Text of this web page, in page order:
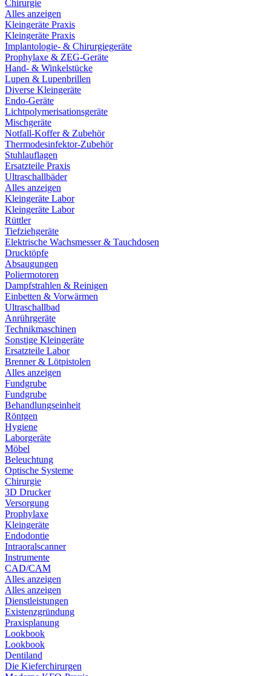
Chirurgie
Alles anzeigen
Kleingeräte Praxis
Kleingeräte Praxis
Implantologie- & Chirurgiegeräte
Prophylaxe & ZEG-Geräte
Hand- & Winkelstücke
Lupen & Lupenbrillen
Diverse Kleingeräte
Endo-Geräte
Lichtpolymerisationsgeräte
Mischgeräte
Notfall-Koffer & Zubehör
Thermodesinfektor-Zubehör
Stuhlauflagen
Ersatzteile Praxis
Ultraschallbäder
Alles anzeigen
Kleingeräte Labor
Kleingeräte Labor
Rüttler
Tiefziehgeräte
Elektrische Wachsmesser & Tauchdosen
Drucktöpfe
Absaugungen
Poliermotoren
Dampfstrahlen & Reinigen
Einbetten & Vorwärmen
Ultraschallbad
Anrührgeräte
Technikmaschinen
Sonstige Kleingeräte
Ersatzteile Labor
Brenner & Lötpistolen
Alles anzeigen
Fundgrube
Fundgrube
Behandlungseinheit
Röntgen
Hygiene
Laborgeräte
Möbel
Beleuchtung
Optische Systeme
Chirurgie
3D Drucker
Versorgung
Prophylaxe
Kleingeräte
Endodontie
Intraoralscanner
Instrumente
CAD/CAM
Alles anzeigen
Alles anzeigen
Dienstleistungen
Existenzgründung
Praxisplanung
Lookbook
Lookbook
Dentiland
Die Kieferchirurgen